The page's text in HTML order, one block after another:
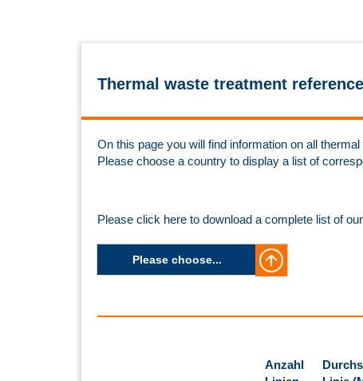
Thermal waste treatment
On this page you will find information on all
Please choose a country to display a list of
Please click here to download a complete list of
Please choose...
Anzahl